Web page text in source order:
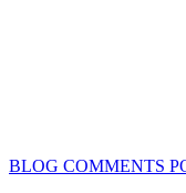
BLOG COMMENTS